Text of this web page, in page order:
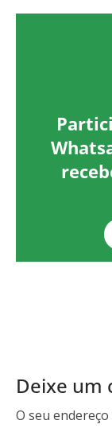
Deixe um
O seu